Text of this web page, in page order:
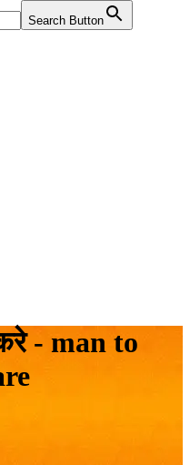
Search Button
- man to